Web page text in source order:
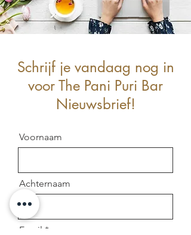
Schrijf je vandaag nog in
voor The Pani Puri Bar
Nieuwsbrief!
Voornaam
Achternaam
Email